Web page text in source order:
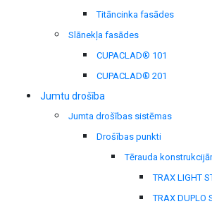
Titāncinka fasādes
Slānekļa fasādes
CUPACLAD® 101
CUPACLAD® 201
Jumtu drošība
Jumta drošības sistēmas
Drošības punkti
Tērauda
TRAX LIGHT
TRAX DUPLO